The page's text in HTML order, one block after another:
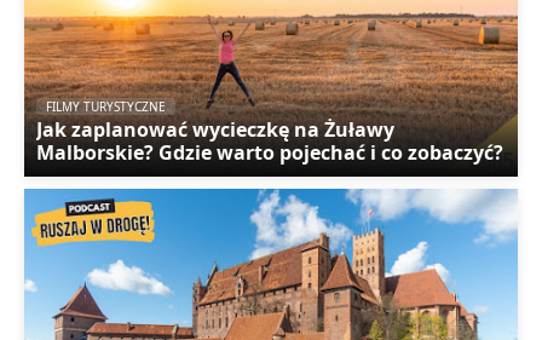
FILMY TURYSTYCZNE
Jak zaplanować wycieczkę na Żuławy
Malborskie? Gdzie warto pojechać i co zobaczyć?